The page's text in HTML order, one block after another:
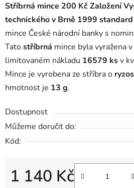
Stříbrná mince 200 Kč Založení
technického v Brně 1999 standard
mince České národní banky s
Tatostříbrná mince byla vyražena
limitovaném nákladu 16579 ksv
Mince je vyrobena ze stříbra o
hmotnost je 13 g.
Dostupnost
Můžeme doručit do:
Kód:
1 140 Kč